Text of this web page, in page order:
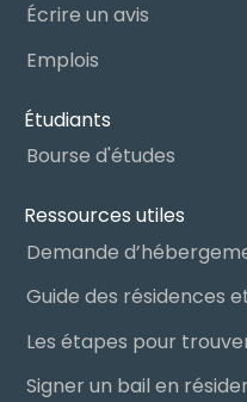
Écrire un avis
Emplois
Étudiants
Bourse d'études
Ressources utiles
Demande
Guide des résidences